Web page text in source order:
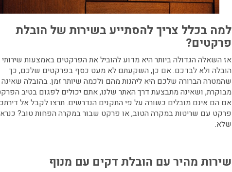
למה בכלל צריך להסתייע בשירות של הובלת
פרקטים?
אז השאלה הגדולה ביותר היא מדוע להוביל את הפרקטים באמצעות שירותי
הובלה ולא לבדכם. אם כן, השקעתם לא מעט כסף בפרקטים שלכם, כך
שהמטרה הברורה שלכם היא ליהנות מהם ולכמה שיותר זמן. בהובלה שאינה
מבוקרת, ושאינה מתבצעת דרך האתר שלנו, אתם יכולים לפגום בטיב
אם הם אינם מובלים כשורה על פי התקנים הנדרשים. תרצו לקבל אל
פרקט עם שריטות במקרה הטוב, או פרקט שבור במקרה הפחות טוב?
שלא.
שירות מהיר עם הובלת דקים עם מנוף